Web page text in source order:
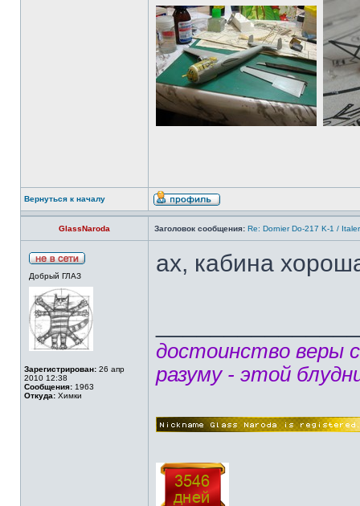
Вернуться к началу
GlassNaroda Заголовок сообщения: Re: Dornier Do-217 K-1 /
Добрый ГЛАЗ
Зарегистрирован: 26 апр
2010 12:38
Сообщения: 1963
Откуда: Химки
ах, кабина
достоинство веры
разуму - этой